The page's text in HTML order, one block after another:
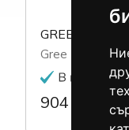
GREE
Gree
904 €